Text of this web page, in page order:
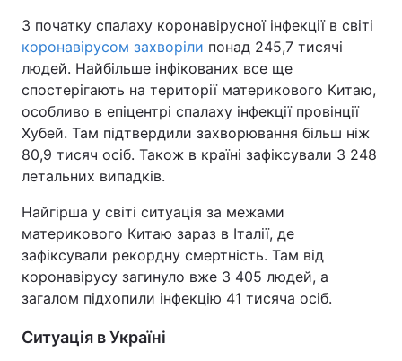
З початку спалаху коронавірусної інфекції в світі
коронавірусом захворіли понад 245,7 тисячі
людей. Найбільше інфікованих все ще
спостерігають на території материкового Китаю,
особливо в епіцентрі спалаху інфекції провінції
Хубей. Там підтвердили захворювання більш ніж
80,9 тисяч осіб. Також в країні зафіксували 3 248
летальних випадків.
Найгірша у світі ситуація за межами
материкового Китаю зараз в Італії, де
зафіксували рекордну смертність. Там від
коронавірусу загинуло вже 3 405 людей, а
загалом підхопили інфекцію 41 тисяча осіб.
Ситуація в Україні